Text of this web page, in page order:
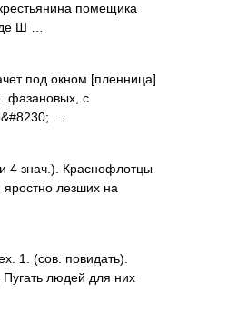
помещика
Ш …
под окном [пленница]
фазановых, с
…
4 знач.). Краснофлотцы
яростно лезших на
1. (сов. повидать).
людей для них